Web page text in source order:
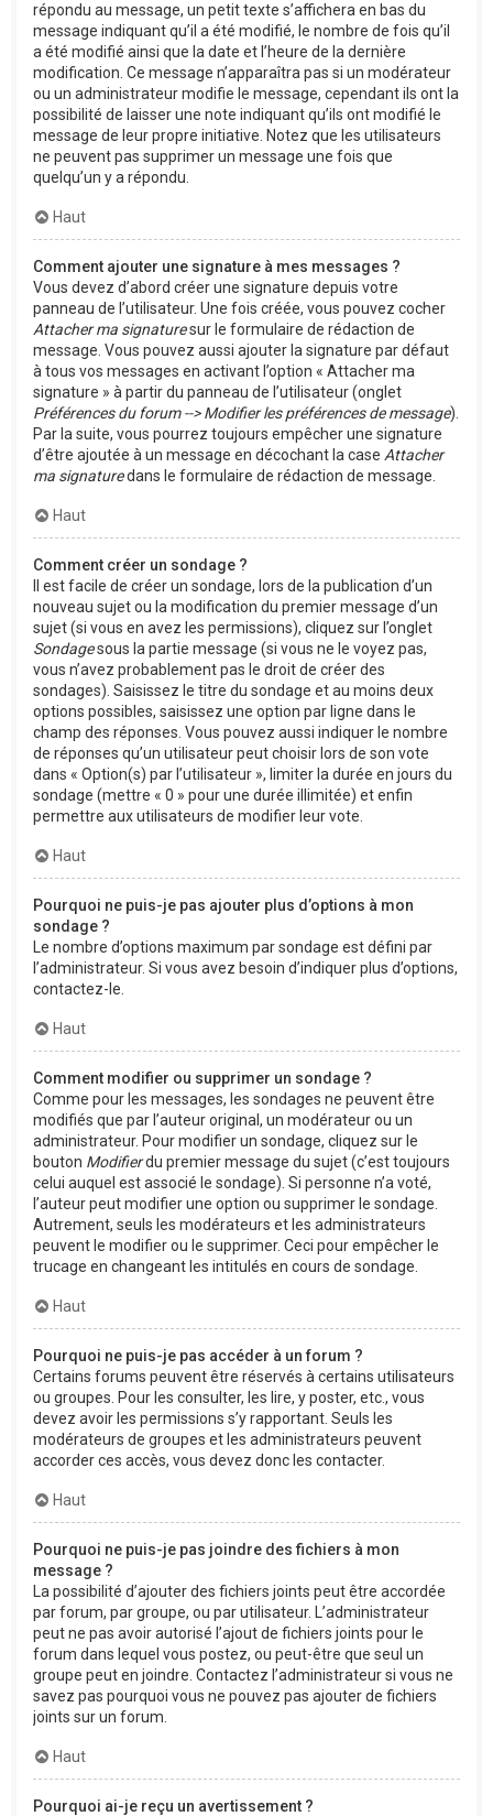
répondu au message, un petit texte s’affichera en bas du
message indiquant qu’il a été modifié, le nombre de fois qu’il
a été modifié ainsi que la date et l’heure de la dernière
modification. Ce message n’apparaîtra pas si un modérateur
ou un administrateur modifie le message, cependant ils ont la
possibilité de laisser une note indiquant qu’ils ont modifié le
message de leur propre initiative. Notez que les utilisateurs
ne peuvent pas supprimer un message une fois que
quelqu’un y a répondu.
Haut
Comment ajouter une signature à mes messages ?
Vous devez d’abord créer une signature depuis votre
panneau de l’utilisateur. Une fois créée, vous pouvez cocher
Attacher ma signaturesur le formulaire de rédaction de
message. Vous pouvez aussi ajouter la signature par défaut
à tous vos messages en activant l’option « Attacher ma
signature » à partir du panneau de l’utilisateur (onglet
Préférences du forum --> Modifier les préférences de message).
Par la suite, vous pourrez toujours empêcher une signature
d’être ajoutée à un message en décochant la case Attacher
ma signaturedans le formulaire de rédaction de message.
Haut
Comment créer un sondage ?
Il est facile de créer un sondage, lors de la publication d’un
nouveau sujet ou la modification du premier message d’un
sujet (si vous en avez les permissions), cliquez sur l’onglet
Sondagesous la partie message (si vous ne le voyez pas,
vous n’avez probablement pas le droit de créer des
sondages). Saisissez le titre du sondage et au moins deux
options possibles, saisissez une option par ligne dans le
champ des réponses. Vous pouvez aussi indiquer le nombre
de réponses qu’un utilisateur peut choisir lors de son vote
dans « Option(s) par l’utilisateur », limiter la durée en jours du
sondage (mettre « 0 » pour une durée illimitée) et enfin
permettre aux utilisateurs de modifier leur vote.
Haut
Pourquoi ne puis-je pas ajouter plus d’options à mon
sondage ?
Le nombre d’options maximum par sondage est défini par
l’administrateur. Si vous avez besoin d’indiquer plus d’options,
contactez-le.
Haut
Comment modifier ou supprimer un sondage ?
Comme pour les messages, les sondages ne peuvent être
modifiés que par l’auteur original, un modérateur ou un
administrateur. Pour modifier un sondage, cliquez sur le
bouton Modifierdu premier message du sujet (c’est toujours
celui auquel est associé le sondage). Si personne n’a voté,
l’auteur peut modifier une option ou supprimer le sondage.
Autrement, seuls les modérateurs et les administrateurs
peuvent le modifier ou le supprimer. Ceci pour empêcher le
trucage en changeant les intitulés en cours de sondage.
Haut
Pourquoi ne puis-je pas accéder à un forum ?
Certains forums peuvent être réservés à certains utilisateurs
ou groupes. Pour les consulter, les lire, y poster, etc., vous
devez avoir les permissions s’y rapportant. Seuls les
modérateurs de groupes et les administrateurs peuvent
accorder ces accès, vous devez donc les contacter.
Haut
Pourquoi ne puis-je pas joindre des fichiers à mon
message ?
La possibilité d’ajouter des fichiers joints peut être accordée
par forum, par groupe, ou par utilisateur. L’administrateur
peut ne pas avoir autorisé l’ajout de fichiers joints pour le
forum dans lequel vous postez, ou peut-être que seul un
groupe peut en joindre. Contactez l’administrateur si vous ne
savez pas pourquoi vous ne pouvez pas ajouter de fichiers
joints sur un forum.
Haut
Pourquoi ai-je reçu un avertissement ?